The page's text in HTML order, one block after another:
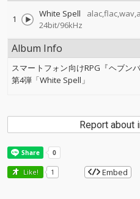
1 White Spell
24bit/96kHz
Album Info
スマートフォン向けRPG『ヘブン
第4弾「White Spell」
Report about
Like! 1 Embed